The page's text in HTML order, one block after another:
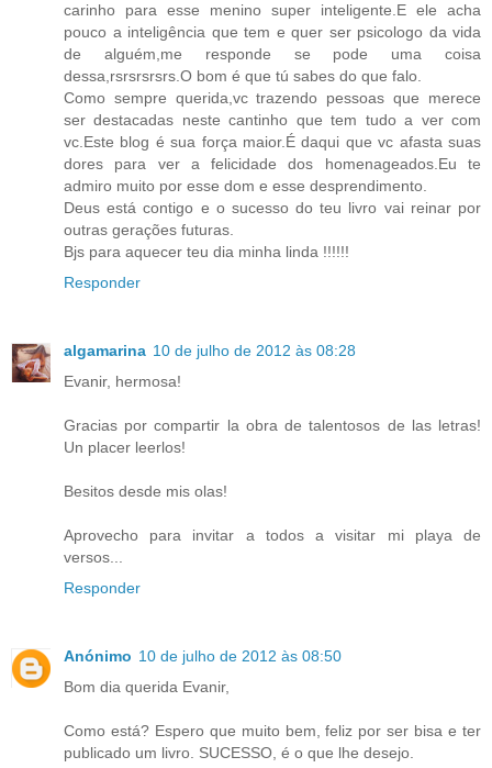
carinho para esse menino super inteligente.E ele acha
pouco a inteligência que tem e quer ser psicologo da vida
de alguém,me responde se pode uma coisa
dessa,rsrsrsrsrs.O bom é que tú sabes do que falo.
Como sempre querida,vc trazendo pessoas que merece
ser destacadas neste cantinho que tem tudo a ver com
vc.Este blog é sua força maior.É daqui que vc afasta suas
dores para ver a felicidade dos homenageados.Eu te
admiro muito por esse dom e esse desprendimento.
Deus está contigo e o sucesso do teu livro vai reinar por
outras gerações futuras.
Bjs para aquecer teu dia minha linda !!!!!!
Responder
algamarina 10 de julho de 2012 às 08:28
Evanir, hermosa!
Gracias por compartir la obra de talentosos de las letras!
Un placer leerlos!
Besitos desde mis olas!
Aprovecho para invitar a todos a visitar mi playa de
versos...
Responder
Anónimo 10 de julho de 2012 às 08:50
Bom dia querida Evanir,
Como está? Espero que muito bem, feliz por ser bisa e ter
publicado um livro. SUCESSO, é o que lhe desejo.